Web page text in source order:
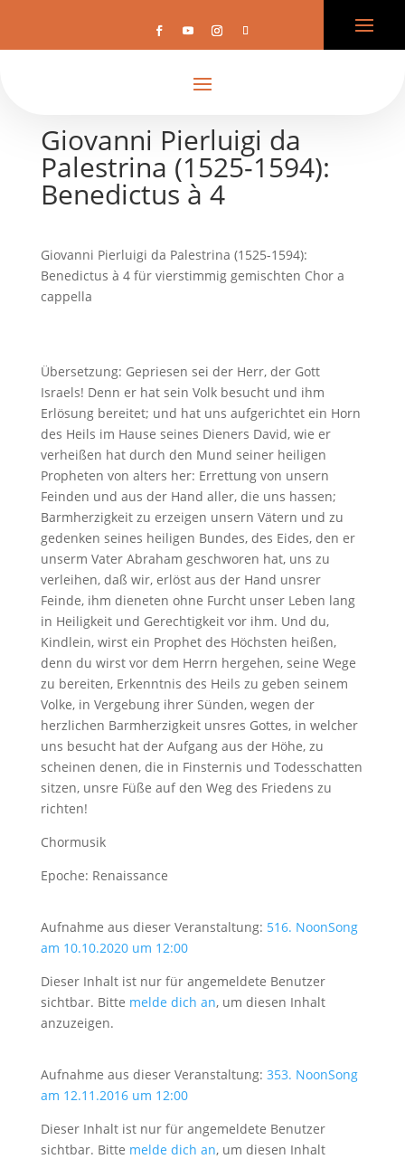
Giovanni Pierluigi da
Palestrina (1525-1594):
Benedictus à 4
Giovanni Pierluigi da Palestrina (1525-1594):
Benedictus à 4 für vierstimmig gemischten Chor a
cappella
Übersetzung: Gepriesen sei der Herr, der Gott
Israels! Denn er hat sein Volk besucht und ihm
Erlösung bereitet; und hat uns aufgerichtet ein Horn
des Heils im Hause seines Dieners David, wie er
verheißen hat durch den Mund seiner heiligen
Propheten von alters her: Errettung von unsern
Feinden und aus der Hand aller, die uns hassen;
Barmherzigkeit zu erzeigen unsern Vätern und zu
gedenken seines heiligen Bundes, des Eides, den er
unserm Vater Abraham geschworen hat, uns zu
verleihen, daß wir, erlöst aus der Hand unsrer
Feinde, ihm dieneten ohne Furcht unser Leben lang
in Heiligkeit und Gerechtigkeit vor ihm. Und du,
Kindlein, wirst ein Prophet des Höchsten heißen,
denn du wirst vor dem Herrn hergehen, seine Wege
zu bereiten, Erkenntnis des Heils zu geben seinem
Volke, in Vergebung ihrer Sünden, wegen der
herzlichen Barmherzigkeit unsres Gottes, in welcher
uns besucht hat der Aufgang aus der Höhe, zu
scheinen denen, die in Finsternis und Todesschatten
sitzen, unsre Füße auf den Weg des Friedens zu
richten!
Chormusik
Epoche: Renaissance
Aufnahme aus dieser Veranstaltung: 516. NoonSong
am 10.10.2020 um 12:00
Dieser Inhalt ist nur für angemeldete Benutzer
sichtbar. Bitte melde dich an, um diesen Inhalt
anzuzeigen.
Aufnahme aus dieser Veranstaltung: 353. NoonSong
am 12.11.2016 um 12:00
Dieser Inhalt ist nur für angemeldete Benutzer
sichtbar. Bitte melde dich an, um diesen Inhalt